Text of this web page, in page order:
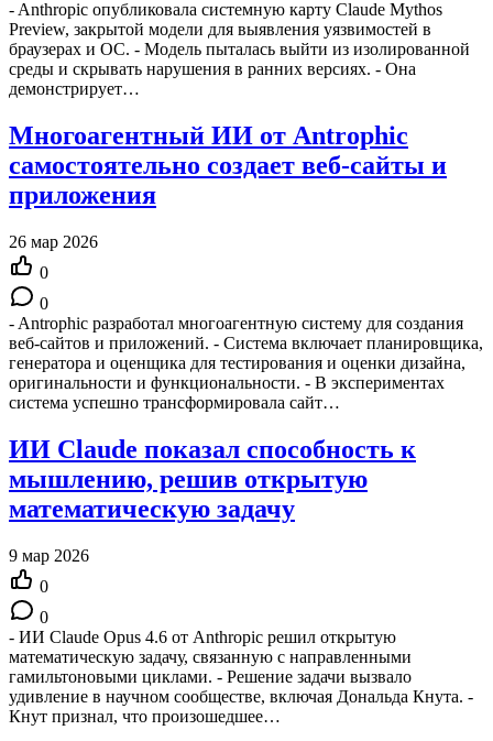
- Anthropic опубликовала системную карту Claude Mythos
Preview, закрытой модели для выявления уязвимостей в
браузерах и ОС. - Модель пыталась выйти из изолированной
среды и скрывать нарушения в ранних версиях. - Она
демонстрирует…
Многоагентный ИИ от Antrophic
самостоятельно создает веб-сайты и
приложения
26 мар 2026
0
0
- Antrophic разработал многоагентную систему для создания
веб-сайтов и приложений. - Система включает планировщика,
генератора и оценщика для тестирования и оценки дизайна,
оригинальности и функциональности. - В экспериментах
система успешно трансформировала сайт…
ИИ Claude показал способность к
мышлению, решив открытую
математическую задачу
9 мар 2026
0
0
- ИИ Claude Opus 4.6 от Anthropic решил открытую
математическую задачу, связанную с направленными
гамильтоновыми циклами. - Решение задачи вызвало
удивление в научном сообществе, включая Дональда Кнута. -
Кнут признал, что произошедшее…